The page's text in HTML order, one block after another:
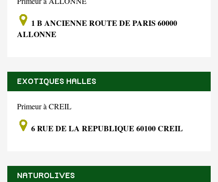
1 B ANCIENNE ROUTE DE PARIS 60000
ALLONNE
EXOTIQUES HALLES
Primeur à CREIL
6 RUE DE LA REPUBLIQUE 60100 CREIL
NATUROLIVES